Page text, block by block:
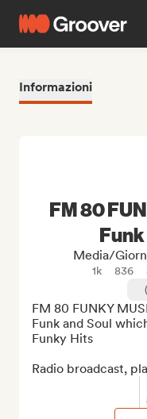
Informazioni
FM 80
Funk
Media/
1k 836
FM 80 FUNKY
Funk and Soul
Funky Hits
Radio broadcast,